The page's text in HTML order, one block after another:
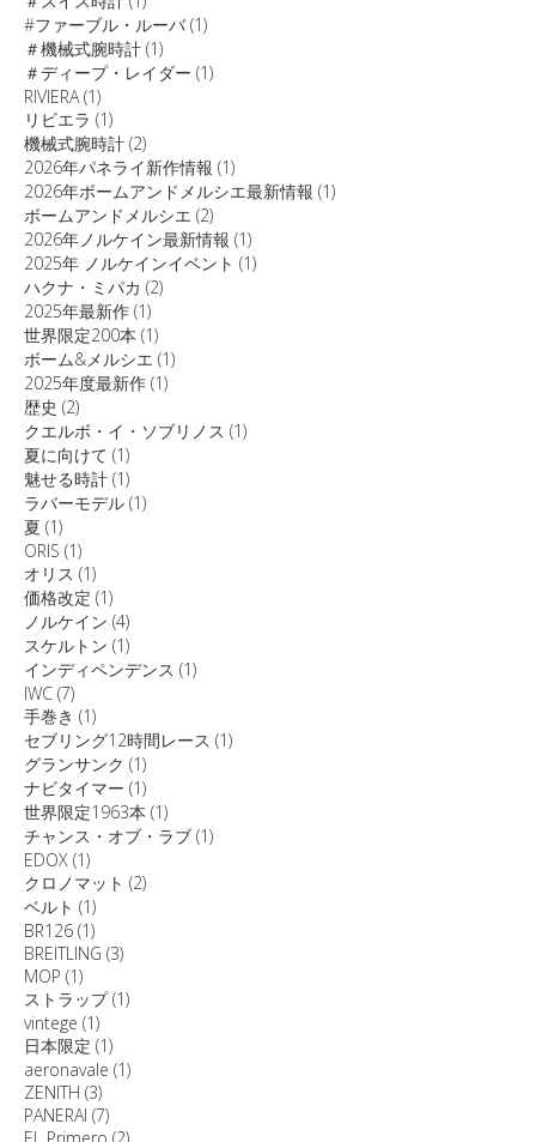
#ファーブル・ルーバ(1)
＃機械式腕時計 (1)
＃ディープ・レイダー (1)
RIVIERA(1)
リビエラ (1)
機械式腕時計 (2)
2026年パネライ新作情報 (1)
2026年ボームアンドメルシエ最新情報 (1)
ボームアンドメルシエ (2)
2026年ノルケイン最新情報 (1)
2025年 ノルケインイベント (1)
ハクナ・ミパカ (2)
2025年最新作 (1)
世界限定200本 (1)
ボーム&メルシエ (1)
2025年度最新作 (1)
歴史 (2)
クエルボ・イ・ソブリノス (1)
夏に向けて (1)
魅せる時計 (1)
ラバーモデル (1)
夏 (1)
ORIS (1)
オリス (1)
価格改定 (1)
ノルケイン (4)
スケルトン (1)
インディペンデンス (1)
IWC (7)
手巻き (1)
セブリング12時間レース (1)
グランサンク (1)
ナビタイマー (1)
世界限定1963本 (1)
チャンス・オブ・ラブ (1)
EDOX (1)
クロノマット (2)
ベルト (1)
BR126 (1)
BREITLING (3)
MOP (1)
ストラップ(1)
vintege (1)
日本限定 (1)
aeronavale (1)
ZENITH (3)
PANERAI (7)